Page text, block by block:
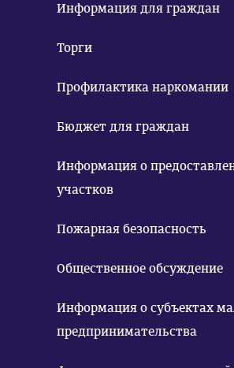
Информация для граждан
Торги
Профилактика наркомании
Бюджет для граждан
Информация о
участков
Пожарная безопасность
Общественное обсуждение
Информация о субъектах
предпринимательства